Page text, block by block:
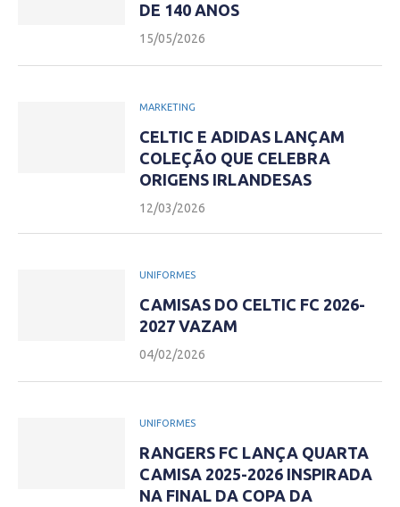
DE 140 ANOS
15/05/2026
MARKETING
CELTIC E ADIDAS LANÇAM
COLEÇÃO QUE CELEBRA
ORIGENS IRLANDESAS
12/03/2026
UNIFORMES
CAMISAS DO CELTIC FC 2026-
2027 VAZAM
04/02/2026
UNIFORMES
RANGERS FC LANÇA QUARTA
CAMISA 2025-2026 INSPIRADA
NA FINAL DA COPA DA